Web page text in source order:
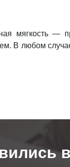
мягкость —
любом